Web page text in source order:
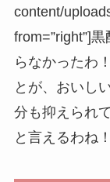
content/
from=”right”]
らなかったわ
とが、おいし
分も抑えられ
と言えるわね